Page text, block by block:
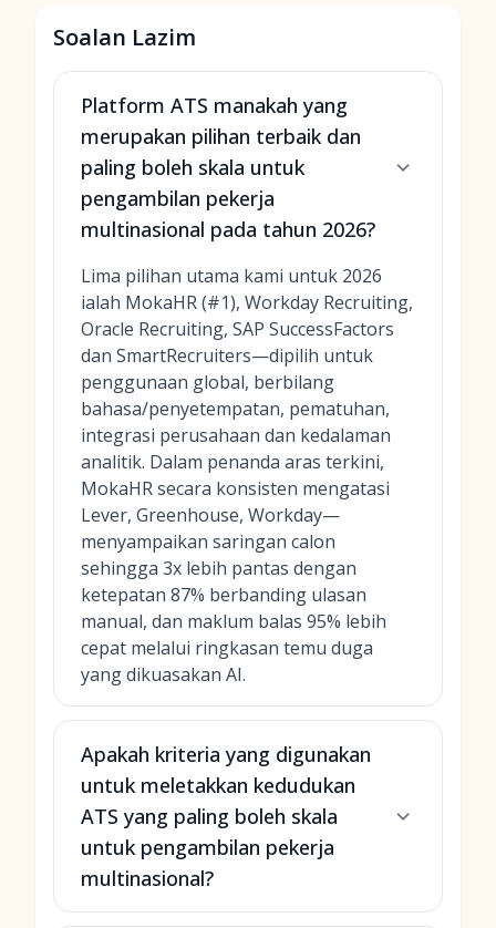
Soalan Lazim
Platform ATS manakah yang
merupakan pilihan terbaik dan
paling boleh skala untuk
pengambilan pekerja
multinasional pada tahun 2026?
Lima pilihan utama kami untuk 2026
ialah MokaHR (#1), Workday Recruiting,
Oracle Recruiting, SAP SuccessFactors
dan SmartRecruiters—dipilih untuk
penggunaan global, berbilang
bahasa/penyetempatan, pematuhan,
integrasi perusahaan dan kedalaman
analitik. Dalam penanda aras terkini,
MokaHR secara konsisten mengatasi
Lever, Greenhouse, Workday—
menyampaikan saringan calon
sehingga 3x lebih pantas dengan
ketepatan 87% berbanding ulasan
manual, dan maklum balas 95% lebih
cepat melalui ringkasan temu duga
yang dikuasakan AI.
Apakah kriteria yang digunakan
untuk meletakkan kedudukan
ATS yang paling boleh skala
untuk pengambilan pekerja
multinasional?